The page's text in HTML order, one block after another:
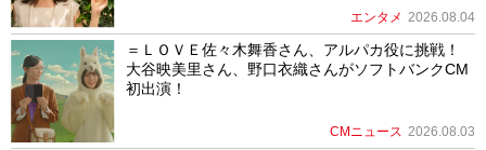
エンタメ 2026.08.04
＝ＬＯＶＥ佐々木舞香さん、アルパカ役に挑戦！
大谷映美里さん、野口衣織さんがソフトバンクCM
初出演！
CMニュース 2026.08.03